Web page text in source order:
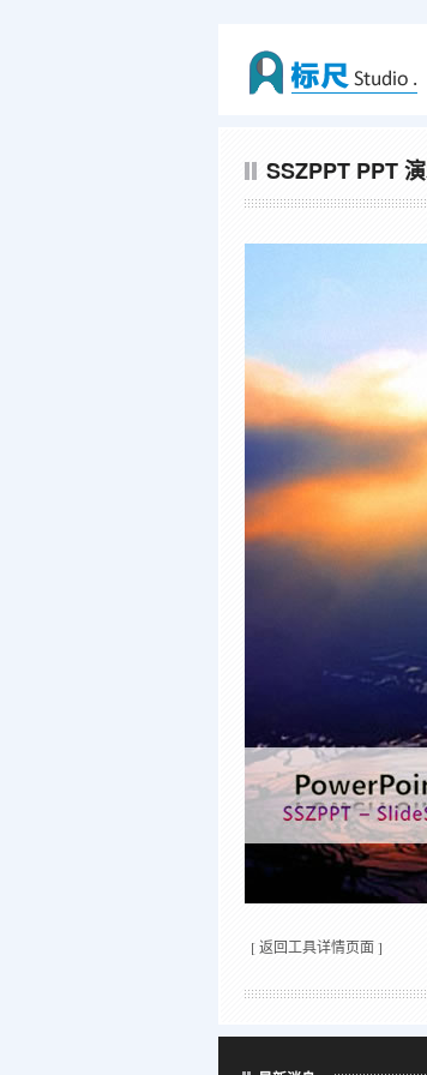
SSZPPT PPT
[返回工具详情页面]